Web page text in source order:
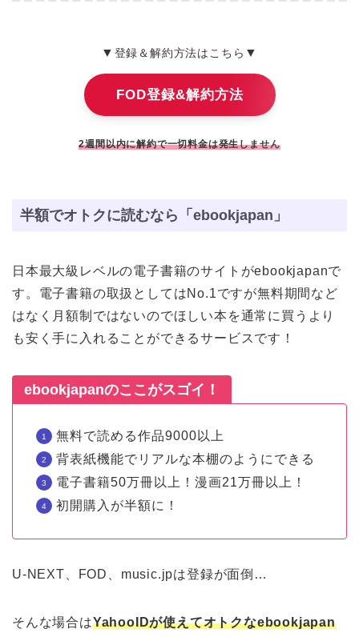
▼ 登録＆解約方法はこちら ▼
FOD登録&解約方法
2週間以内に解約で一切料金は発生しません
半額でオトクに読むなら「ebookjapan」
日本最大級レベルの電子書籍のサイトがebookjapanで
す。電子書籍の取扱としてはNo.1ですが無料期間など
はなく月額制ではないのでほしい本を通常に買うより
も安く手に入れることができるサービスです！
ebookjapanのここがスゴイ！
無料で読める作品9000以上
背表紙機能でリアルな本棚のようにできる
電子書籍50万冊以上！漫画21万冊以上！
初開購入が半額に！
U-NEXT、FOD、music.jpは登録が面倒…
そんな場合はYahooIDが使えてオトクなebookjapan